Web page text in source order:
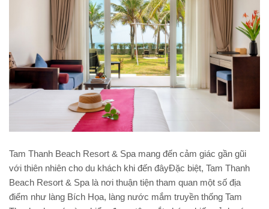
Tam Thanh Beach Resort & Spa mang đến cảm giác gần gũi
với thiên nhiên cho du khách khi đến đâyĐặc biệt, Tam Thanh
Beach Resort & Spa là nơi thuận tiện tham quan một số địa
điểm như làng Bích Họa, làng nước mắm truyền thống Tam